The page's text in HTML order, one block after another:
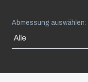
Abmessung auswählen: